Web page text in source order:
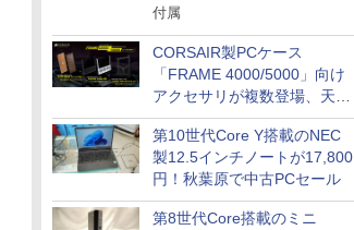
付属
CORSAIR製PCケース
「FRAME 4000/5000」向け
アクセサリが複数登場、天然
木製パネルや背面コネクタ対
応トレイなど
第10世代Core Y搭載のNEC
製12.5インチノートが17,800
円！秋葉原で中古PCセール
第8世代Core搭載のミニ